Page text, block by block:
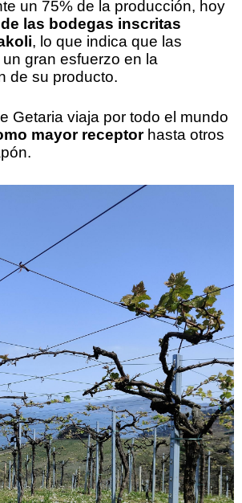
un 75% de la producción, hoy
las bodegas inscritas
, lo que indica que las
gran esfuerzo en la
de su producto.
Getaria viaja por todo el mundo
mayor receptorhasta otros